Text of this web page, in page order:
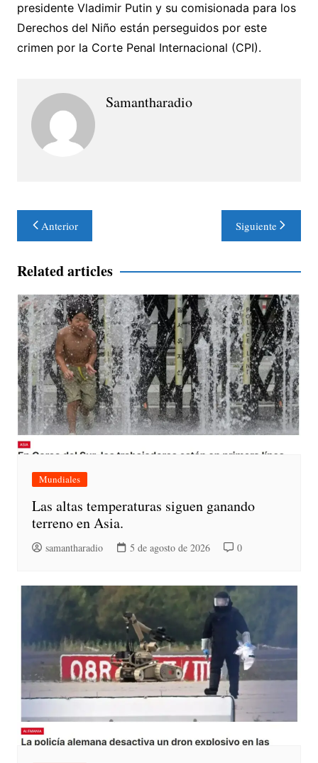
presidente Vladimir Putin y su comisionada para los
Derechos del Niño están perseguidos por este
crimen por la Corte Penal Internacional (CPI).
Samantharadio
Navegación
de
entradas
Anterior Siguiente
Related articles
Mundiales
Las altas temperaturas siguen ganando
terreno en Asia.
samantharadio 5 de agosto de 2026 0